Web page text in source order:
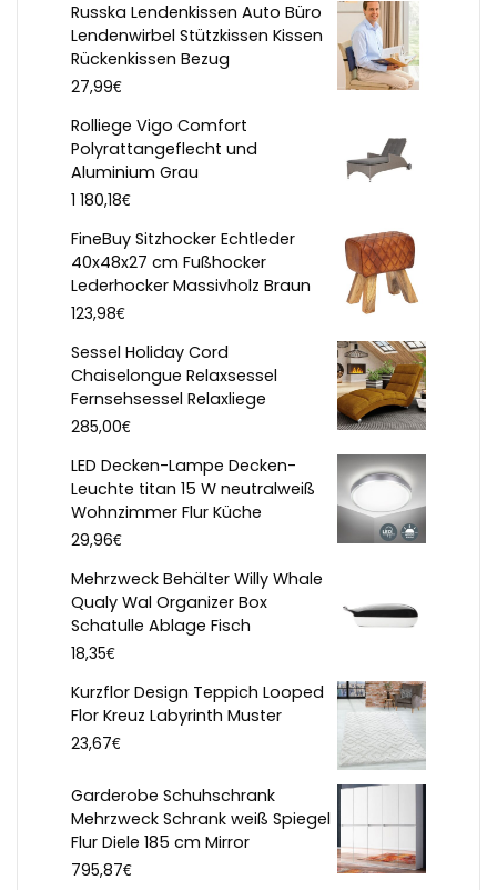
Russka Lendenkissen Auto Büro
Lendenwirbel Stützkissen Kissen
Rückenkissen Bezug
27,99€
Rolliege Vigo Comfort
Polyrattangeflecht und
Aluminium Grau
1 180,18€
FineBuy Sitzhocker Echtleder
40x48x27 cm Fußhocker
Lederhocker Massivholz Braun
123,98€
Sessel Holiday Cord
Chaiselongue Relaxsessel
Fernsehsessel Relaxliege
285,00€
LED Decken-Lampe Decken-
Leuchte titan 15 W neutralweiß
Wohnzimmer Flur Küche
29,96€
Mehrzweck Behälter Willy Whale
Qualy Wal Organizer Box
Schatulle Ablage Fisch
18,35€
Kurzflor Design Teppich Looped
Flor Kreuz Labyrinth Muster
23,67€
Garderobe Schuhschrank
Mehrzweck Schrank weiß Spiegel
Flur Diele 185 cm Mirror
795,87€